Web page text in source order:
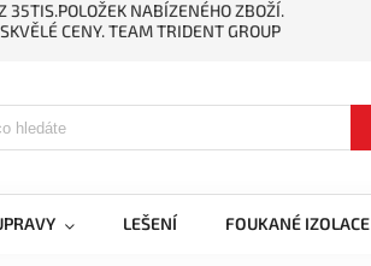
35TIS.POLOŽEK NABÍZENÉHO ZBOŽÍ.
CENY. TEAM TRIDENT GROUP
LEŠENÍ FOUKANÉ IZOLACE